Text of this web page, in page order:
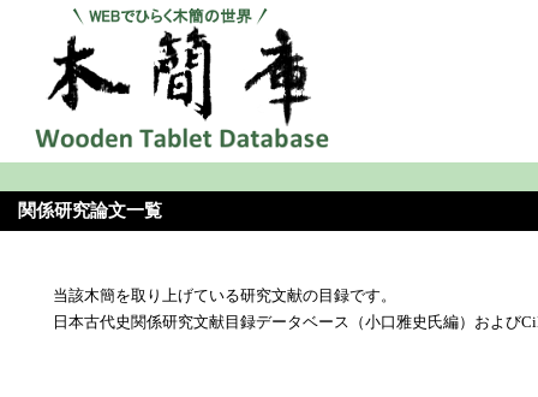
関係研究論文一覧
当該木簡を取り上げている研究文献の目録です。
日本古代史関係研究文献目録データベース（小口雅史氏編）およ